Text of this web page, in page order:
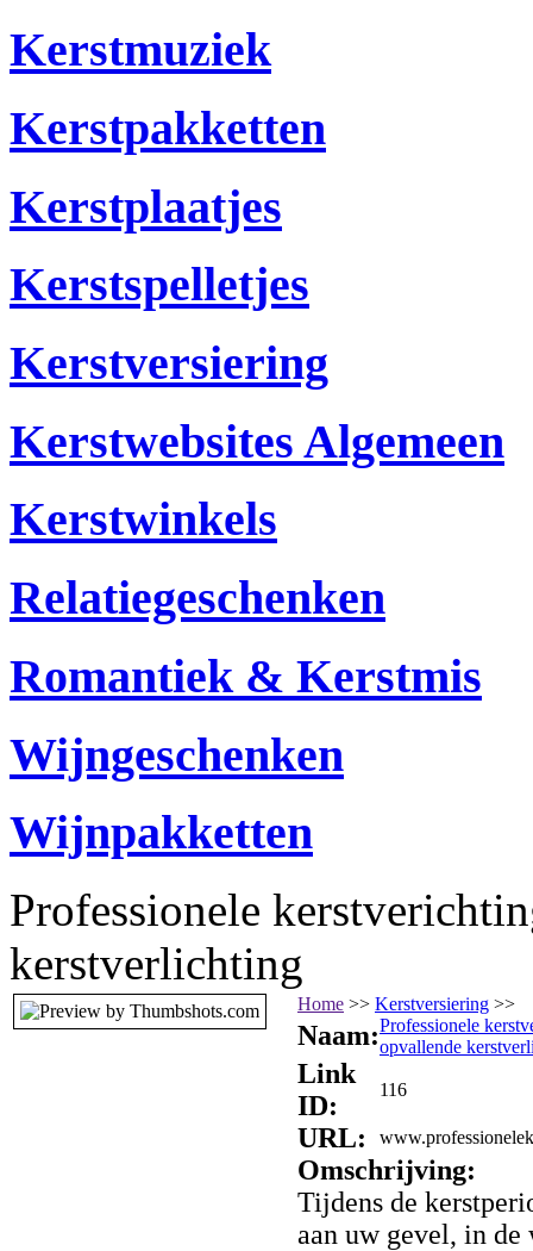
Kerstmuziek
Kerstpakketten
Kerstplaatjes
Kerstspelletjes
Kerstversiering
Kerstwebsites Algemeen
Kerstwinkels
Relatiegeschenken
Romantiek & Kerstmis
Wijngeschenken
Wijnpakketten
Professionele
kerstverlichting
Home >> Kerstversiering >>
Naam:Professionele
opvallende
Link
ID:
116
URL:
Omschrijving:
Tijdens de
aan uw gevel, in